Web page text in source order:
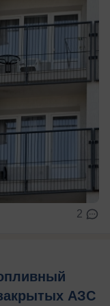
2
АЗС